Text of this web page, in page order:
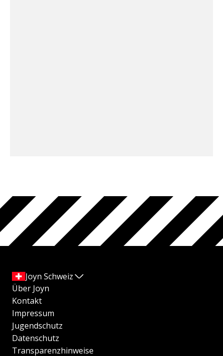
Joyn Schweiz
Über Joyn
Kontakt
Impressum
Jugendschutz
Datenschutz
Transparenzhinweise